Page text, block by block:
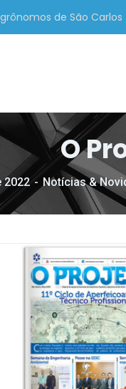
de São Carlos
O
2022 Notícias &